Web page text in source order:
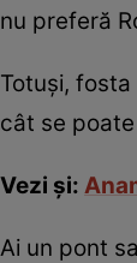
nu preferă
Totuși,
cât se
Vezi și:
Ai un pont